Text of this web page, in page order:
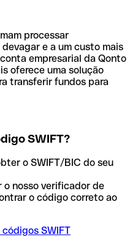
processar
e a um custo mais
empresarial da Qonto
oferece uma solução
transferir fundos para
SWIFT?
o SWIFT/BIC do seu
o nosso verificador de
o código correto ao
SWIFT